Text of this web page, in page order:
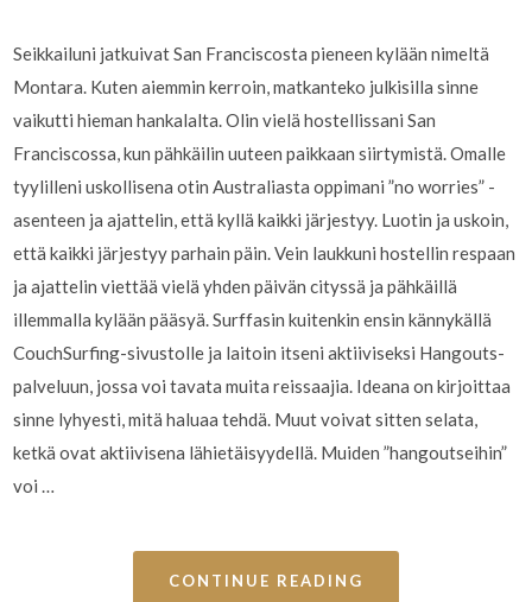
Seikkailuni jatkuivat San Franciscosta pieneen kylään nimeltä
Montara. Kuten aiemmin kerroin, matkanteko julkisilla sinne
vaikutti hieman hankalalta. Olin vielä hostellissani San
Franciscossa, kun pähkäilin uuteen paikkaan siirtymistä. Omalle
tyylilleni uskollisena otin Australiasta oppimani ”no worries” -
asenteen ja ajattelin, että kyllä kaikki järjestyy. Luotin ja uskoin,
että kaikki järjestyy parhain päin. Vein laukkuni hostellin respaan
ja ajattelin viettää vielä yhden päivän cityssä ja pähkäillä
illemmalla kylään pääsyä. Surffasin kuitenkin ensin kännykällä
CouchSurfing-sivustolle ja laitoin itseni aktiiviseksi Hangouts-
palveluun, jossa voi tavata muita reissaajia. Ideana on kirjoittaa
sinne lyhyesti, mitä haluaa tehdä. Muut voivat sitten selata,
ketkä ovat aktiivisena lähietäisyydellä. Muiden ”hangoutseihin”
voi …
CONTINUE READING